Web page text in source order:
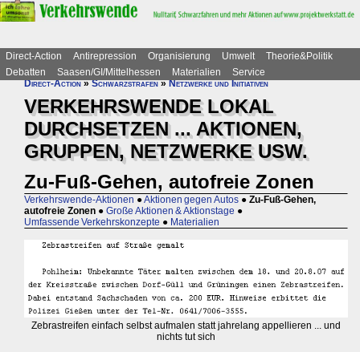
Direct-Action Antirepression Organisierung Umwelt
Theorie&Politik
Debatten
Saasen/GI/Mittelhessen Materialien
Service
Direct-Action»Schwarzstrafen»Netzwerke und Initiativen
VERKEHRSWENDE LOKAL
DURCHSETZEN ... AKTIONEN,
GRUPPEN, NETZWERKE USW.
Zu-Fuß-Gehen, autofreie Zonen
Verkehrswende-Aktionen ●Aktionen gegen Autos ● Zu-Fuß-Gehen,
autofreie Zonen ● Große Aktionen & Aktionstage ●
Umfassende Verkehrskonzepte ● Materialien
Zebrastreifen einfach selbst aufmalen statt jahrelang appellieren ... und
nichts tut sich